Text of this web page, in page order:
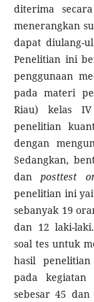
diterima
menerangkan
dapat diulang-
Penelitian ini
penggunaan
pada materi
Riau) kelas
penelitian
dengan
Sedangkan,
danposttest
penelitian ini
sebanyak 19
dan 12 laki-
soal tes untuk
hasil
pada
sebesar 45